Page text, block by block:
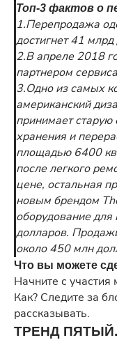
Топ-3 фактов о
1.Перепродажа
достигнет 41
2.В апреле 2018
партнером
3.Одно из самых
американский
принимает
хранения и
площадью 6400
после легкого
цене, остальная
новым брендом
оборудование
долларов.
около 450 млн
Что вы можете
Начните с
Как? Следите за
рассказывать.
ТРЕНД